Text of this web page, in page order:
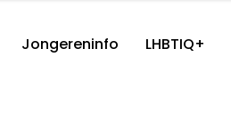
Jongereninfo LHBTIQ+